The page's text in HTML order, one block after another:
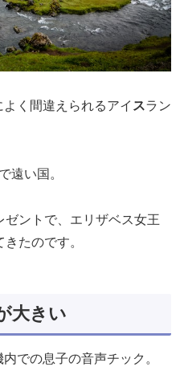
く間違えられるアイ スラン
遠い国。
ントで、エリザベス女王
たのです。
大きい
での息子の音声チック。